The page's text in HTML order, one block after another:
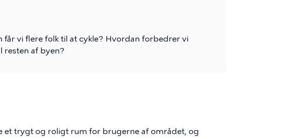
vi flere folk til at cykle? Hvordan forbedrer vi
resten af byen?
et trygt og roligt rum for brugerne af området, og